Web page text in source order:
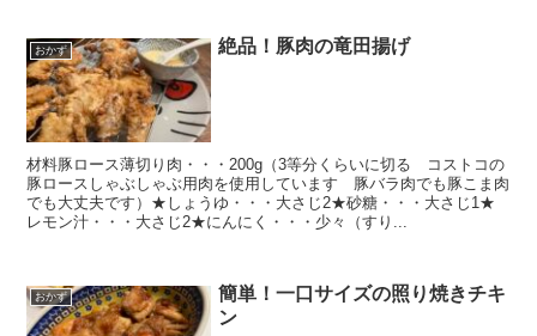
おかず 絶品！豚肉の竜田揚げ
材料豚ロース薄切り肉・・・200g（3等分くらいに切る コストコの
豚ロースしゃぶしゃぶ用肉を使用しています 豚バラ肉でも豚こま肉
でも大丈夫です）★しょうゆ・・・大さじ2★砂糖・・・大さじ1★
レモン汁・・・大さじ2★にんにく・・・少々（すり...
おかず
簡単！一口サイズの照り焼きチキ
ン